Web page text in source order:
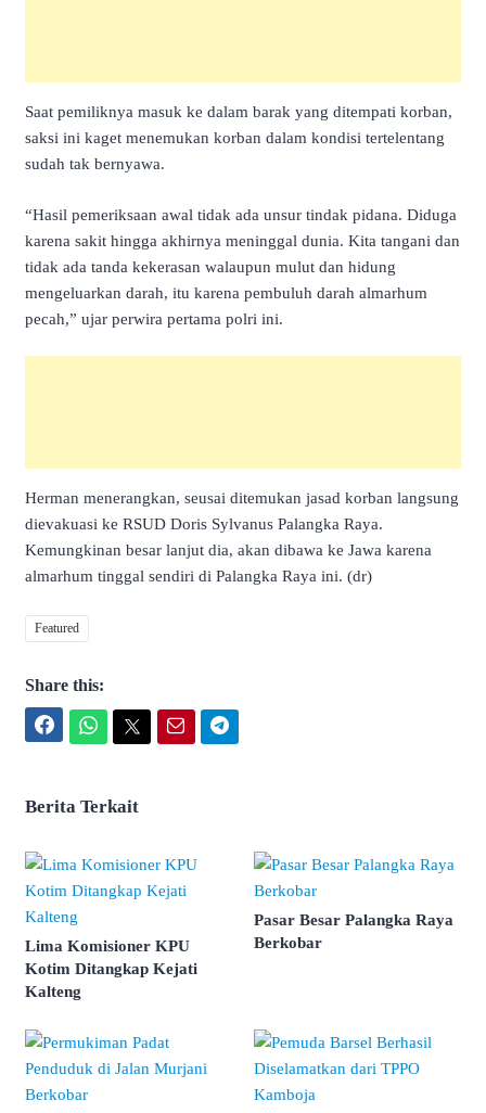
Saat pemiliknya masuk ke dalam barak yang ditempati korban,
saksi ini kaget menemukan korban dalam kondisi tertelentang
sudah tak bernyawa.
“Hasil pemeriksaan awal tidak ada unsur tindak pidana. Diduga
karena sakit hingga akhirnya meninggal dunia. Kita tangani dan
tidak ada tanda kekerasan walaupun mulut dan hidung
mengeluarkan darah, itu karena pembuluh darah almarhum
pecah,” ujar perwira pertama polri ini.
Herman menerangkan, seusai ditemukan jasad korban langsung
dievakuasi ke RSUD Doris Sylvanus Palangka Raya.
Kemungkinan besar lanjut dia, akan dibawa ke Jawa karena
almarhum tinggal sendiri di Palangka Raya ini. (dr)
Featured
Share this:
Berita Terkait
Lima Komisioner KPU
Kotim Ditangkap Kejati
Kalteng
Pasar Besar Palangka Raya
Berkobar